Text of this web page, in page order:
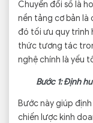
Chuyển đổi số là
nền tảng cơ bản là
đó tối ưu quy trình
thức tương tác
nghệ chính là yếu
Bước 1: Định
Bước này giúp
chiến lược kinh